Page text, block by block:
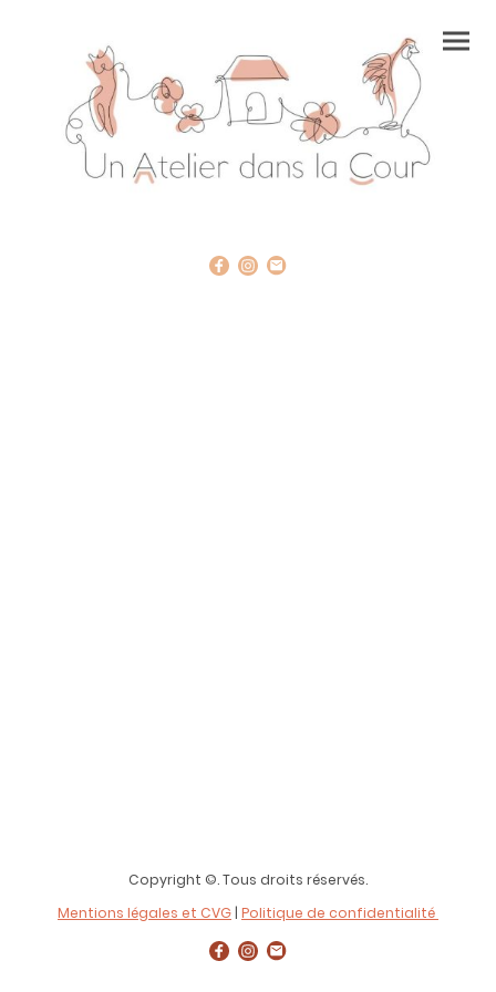
Copyright ©. Tous droits réservés.
Mentions légales et CVG | Politique de confidentialité